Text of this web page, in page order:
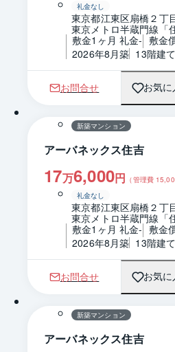
礼金なし
東京都江東区扇橋２丁
東京メトロ半蔵門線「
敷金1ヶ月 礼金- 敷金
2026年8月築 13階建
お問合せ お気1 / 0
新築マンション
アーバネックス住吉
17万6,000円 （管理費
礼金なし
東京都江東区扇橋２丁
東京メトロ半蔵門線「
敷金1ヶ月 礼金- 敷金
2026年8月築 13階建
お問合せ お気1 / 0
新築マンション
アーバネックス住吉